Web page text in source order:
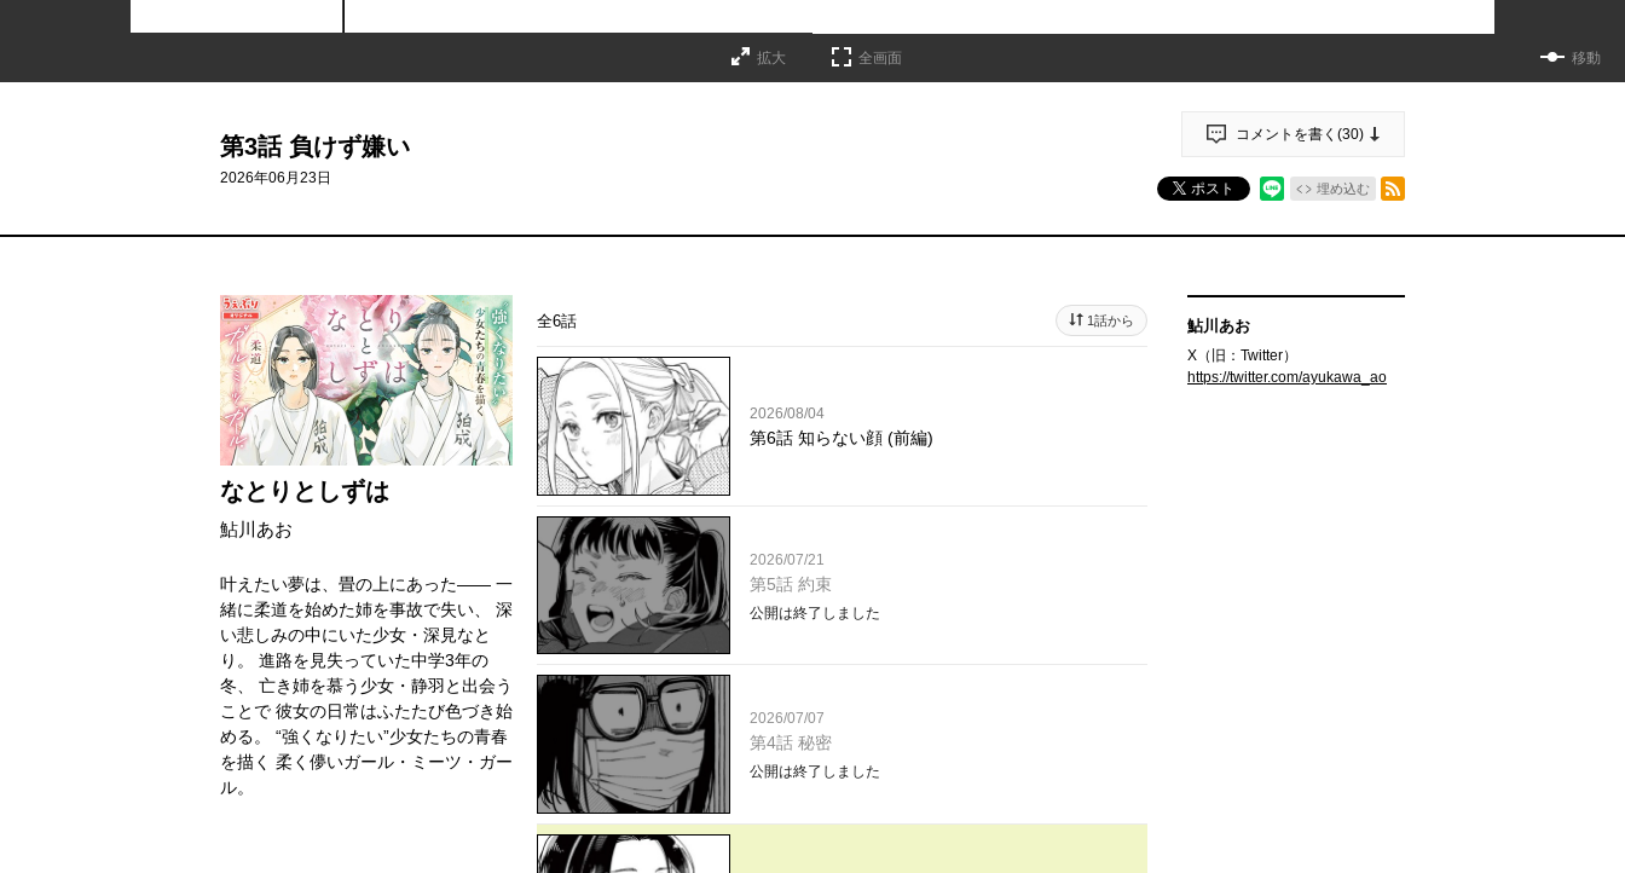
拡大 全画面 移動
第3話 負けず嫌い
2026年06月23日
コメントを書く(30)
ポスト 埋め込む
なとりとしずは
鮎川あお
叶えたい夢は、畳の上にあった―― 一
緒に柔道を始めた姉を事故で失い、 深
い悲しみの中にいた少女・深見なと
り。 進路を見失っていた中学3年の
冬、 亡き姉を慕う少女・静羽と出会う
ことで 彼女の日常はふたたび色づき始
める。 “強くなりたい”少女たちの青春
を描く 柔く儚いガール・ミーツ・ガー
ル。
全6話 1話から
2026/08/04
第6話 知らない顔 (前編)
2026/07/21
第5話 約束
公開は終了しました
2026/07/07
第4話 秘密
公開は終了しました
鮎川あお
X（旧：Twitter）
https://twitter.com/ayukawa_ao